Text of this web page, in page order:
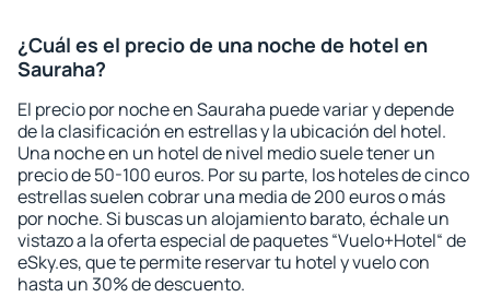
¿Cuál es el precio de una noche de hotel en
Sauraha?
El precio por noche en Sauraha puede variar y depende
de la clasificación en estrellas y la ubicación del hotel.
Una noche en un hotel de nivel medio suele tener un
precio de 50-100 euros. Por su parte, los hoteles de cinco
estrellas suelen cobrar una media de 200 euros o más
por noche. Si buscas un alojamiento barato, échale un
vistazo a la oferta especial de paquetes “Vuelo+Hotel“ de
eSky.es, que te permite reservar tu hotel y vuelo con
hasta un 30% de descuento.